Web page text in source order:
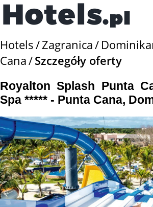
Hotels Zagranica
Cana Szczegóły oferty
Royalton Splash Punta
Spa ***** - Punta Cana,